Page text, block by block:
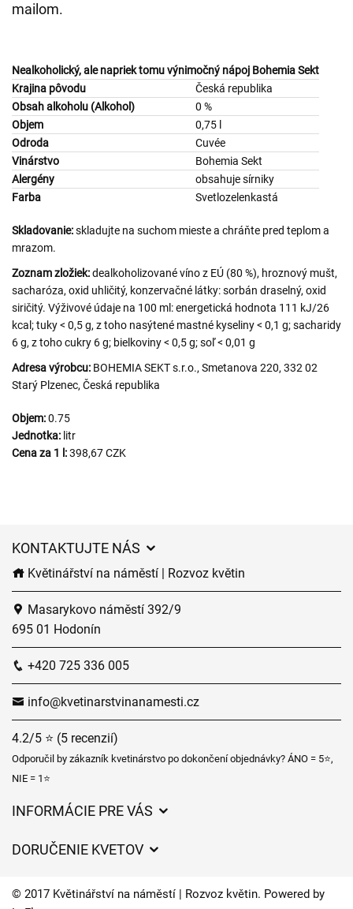
mailom.
Nealkoholický, ale napriek tomu výnimočný nápoj Bohemia Sekt
Krajina pôvodu
Česká republika
Obsah alkoholu (Alkohol)
0 %
Objem
0,75 l
Odroda
Cuvée
Vinárstvo
Bohemia Sekt
Alergény
obsahuje sírniky
Farba
Svetlozelenkastá
Skladovanie:skladujte na suchom mieste a chráňte pred teplom a
mrazom.
Zoznam zložiek:dealkoholizované víno z EÚ (80 %), hroznový mušt,
sacharóza, oxid uhličitý, konzervačné látky: sorbán draselný, oxid
siričitý. Výživové údaje na 100 ml: energetická hodnota 111 kJ/26
kcal; tuky < 0,5 g, z toho nasýtené mastné kyseliny < 0,1 g; sacharidy
6 g, z toho cukry 6 g; bielkoviny < 0,5 g; soľ < 0,01 g
Adresa výrobcu: BOHEMIA SEKT s.r.o., Smetanova 220, 332 02
Starý Plzenec, Česká republika
Objem:0.75
Jednotka: litr
Cena za 1 l:398,67 CZK
KONTAKTUJTE NÁS
Květinářství na náměstí | Rozvoz květin
Masarykovo náměstí 392/9
695 01 Hodonín
+420 725 336 005
info@kvetinarstvinanamesti.cz
4.2/5 ⭐ (5 recenzií)
Odporučil by zákazník kvetinárstvo po dokončení objednávky? ÁNO = 5⭐,
NIE = 1⭐
INFORMÁCIE PRE VÁS
Časy doručenia kvetov – prehľad možností
DORUČENIE KVETOV
Kam doručujeme kvety
© 2017 Květinářství na náměstí | Rozvoz květin. Powered by